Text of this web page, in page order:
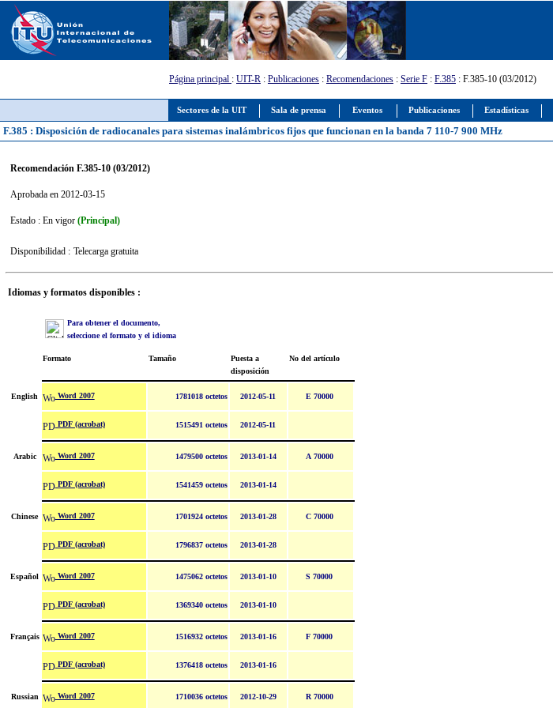
Sectores de la UIT Sala de prensa Eventos Publicaciones Estadísticas
Página principal : UIT-R : Publicaciones : Recomendaciones : Serie F : F.385 : F.385-10 (03/2012)
F.385 : Disposición de radiocanales para sistemas inalámbricos fijos que funcionan en la banda 7 110-7 900 MHz
Recomendación F.385-10 (03/2012)
Aprobada en 2012-03-15
Estado : En vigor (Principal)
Disponibilidad : Telecarga gratuita
Idiomas y formatos disponibles :
Para obtener el documento,
seleccione el formato y el idioma
Formato Tamaño
Puesta a
disposición
No del artículo
English Word 2007 1781018 octetos 2012-05-11 E 70000
PDF (acrobat) 1515491 octetos 2012-05-11
Arabic Word 2007 1479500 octetos 2013-01-14 A 70000
PDF (acrobat) 1541459 octetos 2013-01-14
Chinese Word 2007 1701924 octetos 2013-01-28 C 70000
PDF (acrobat) 1796837 octetos 2013-01-28
Español Word 2007 1475062 octetos 2013-01-10 S 70000
PDF (acrobat) 1369340 octetos 2013-01-10
Français Word 2007 1516932 octetos 2013-01-16 F 70000
PDF (acrobat) 1376418 octetos 2013-01-16
Russian Word 2007 1710036 octetos 2012-10-29 R 70000